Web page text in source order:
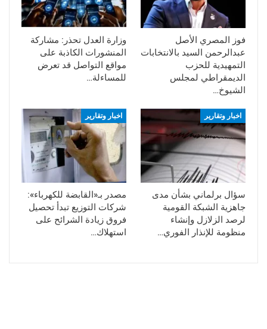
فوز المصري الأصل
عبدالرحمن السيد بالانتخابات
التمهيدية للحزب
الديمقراطي لمجلس
الشيوخ…
وزارة العدل تحذر: مشاركة
المنشورات الكاذبة على
مواقع التواصل قد تعرض
للمساءلة…
اخبار وتقارير
سؤال برلماني بشأن مدى
جاهزية الشبكة القومية
لرصد الزلازل وإنشاء
منظومة للإنذار الفوري…
اخبار وتقارير
مصدر بـ«القابضة للكهرباء»:
شركات التوزيع تبدأ تحصيل
فروق زيادة الشرائح على
استهلاك…